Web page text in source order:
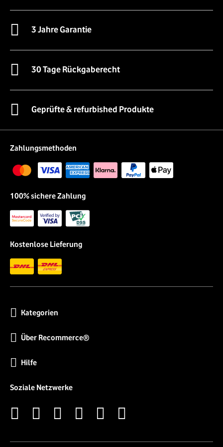
3 Jahre Garantie
30 Tage Rückgaberecht
Geprüfte & refurbished Produkte
Zahlungsmethoden
100% sichere Zahlung
Kostenlose Lieferung
Kategorien
Über Recommerce®
Hilfe
Soziale Netzwerke